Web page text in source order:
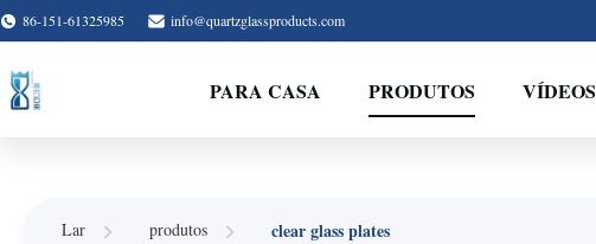
86-151-61325985 info@quartzglassproducts.com
PARA CASA PRODUTOS VÍDEOS
Lar produtos clear glass plates